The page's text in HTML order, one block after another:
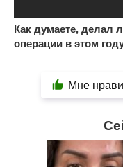
Как думаете, делал
операции в этом
Мне